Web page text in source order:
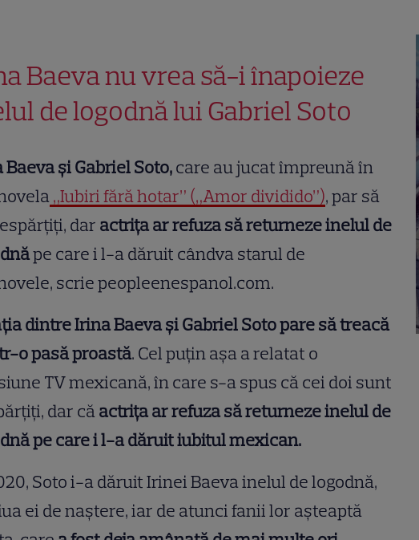
Baeva nu vrea să-i înapoieze
de logodnă lui Gabriel Soto
Baeva și Gabriel Soto,care au jucat împreună în
„Iubiri fără hotar” („Amor dividido”), par să
dar actrița ar refuza să returneze inelul de
pe care i l-a dăruit cândva starul de
scrie peopleenespanol.com.
dintre Irina Baeva și Gabriel Soto pare să treacă
o pasă proastă. Cel puțin așa a relatat o
TV mexicană, în care s-a spus că cei doi sunt
dar căactrița ar refuza să returneze inelul de
pe care i l-a dăruit iubitul mexican.
Soto i-a dăruit Irinei Baeva inelul de logodnă,
ei de naștere, iar de atunci fanii lor așteaptă